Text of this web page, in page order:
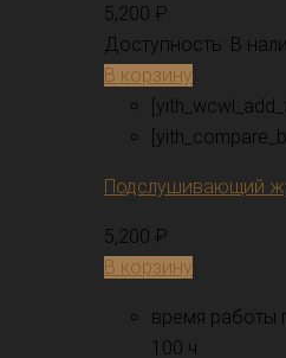
5,200 ₽
Доступность: В
В корзину
Подслушивающий
5,200 ₽
В корзину
время работы
100 ч